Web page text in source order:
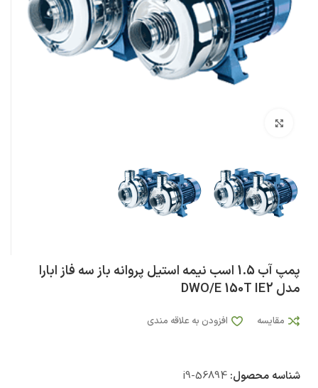
پمپ آب 1.5 اسب نيمه استيل پروانه باز سه فاز ابارا
مدل DWO/E 150T IE2
مقایسه افزودن به علاقه مندی
شناسه محصول: i9-56894